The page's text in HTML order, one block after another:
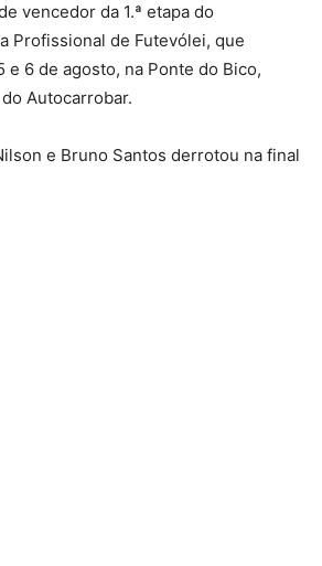
vencedor da 1.ª etapa do
Profissional de Futevólei, que
e 6 de agosto, na Ponte do Bico,
Autocarrobar.
e Bruno Santos derrotou na final